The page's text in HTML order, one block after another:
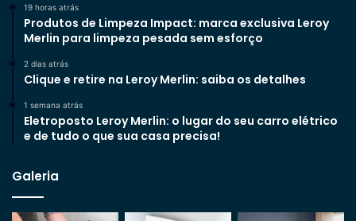
19 horas atrás
Produtos de Limpeza Impact: marca exclusiva Leroy
Merlin para limpeza pesada sem esforço
2 dias atrás
Clique e retire na Leroy Merlin: saiba os detalhes
1 semana atrás
Eletroposto Leroy Merlin: o lugar do seu carro elétrico
e de tudo o que sua casa precisa!
Galeria